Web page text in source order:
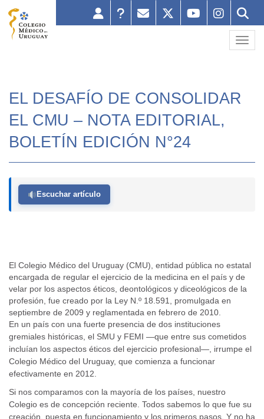
EL DESAFÍO DE CONSOLIDAR
EL CMU – NOTA EDITORIAL,
BOLETÍN EDICIÓN N°24
Escuchar artículo
El Colegio Médico del Uruguay (CMU), entidad pública no estatal
encargada de regular el ejercicio de la medicina en el país y de
velar por los aspectos éticos, deontológicos y diceológicos de la
profesión, fue creado por la Ley N.º 18.591, promulgada en
septiembre de 2009 y reglamentada en febrero de 2010.
En un país con una fuerte presencia de dos instituciones
gremiales históricas, el SMU y FEMI —que entre sus cometidos
incluían los aspectos éticos del ejercicio profesional—, irrumpe el
Colegio Médico del Uruguay, que comienza a funcionar
efectivamente en 2012.
Si nos comparamos con la mayoría de los países, nuestro
Colegio es de concepción reciente. Todos sabemos lo que fue su
creación, puesta en funcionamiento y los primeros pasos. Y no ha